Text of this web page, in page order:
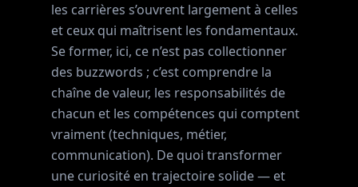
les carrières s’ouvrent largement à celles
et ceux qui maîtrisent les fondamentaux.
Se former, ici, ce n’est pas collectionner
des buzzwords ; c’est comprendre la
chaîne de valeur, les responsabilités de
chacun et les compétences qui comptent
vraiment (techniques, métier,
communication). De quoi transformer
une curiosité en trajectoire solide — et